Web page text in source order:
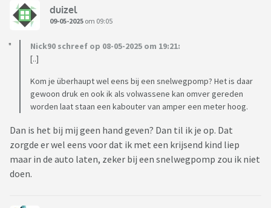
duizel
09-05-2025 om 09:05
Nick90 schreef op 08-05-2025 om 19:21:
[..]
Kom je überhaupt wel eens bij een snelwegpomp? Het is daar
gewoon druk en ook ik als volwassene kan omver gereden
worden laat staan een kabouter van amper een meter hoog.
Dan is het bij mij geen hand geven? Dan til ik je op. Dat
zorgde er wel eens voor dat ik met een krijsend kind liep
maar in de auto laten, zeker bij een snelwegpomp zou ik niet
doen.